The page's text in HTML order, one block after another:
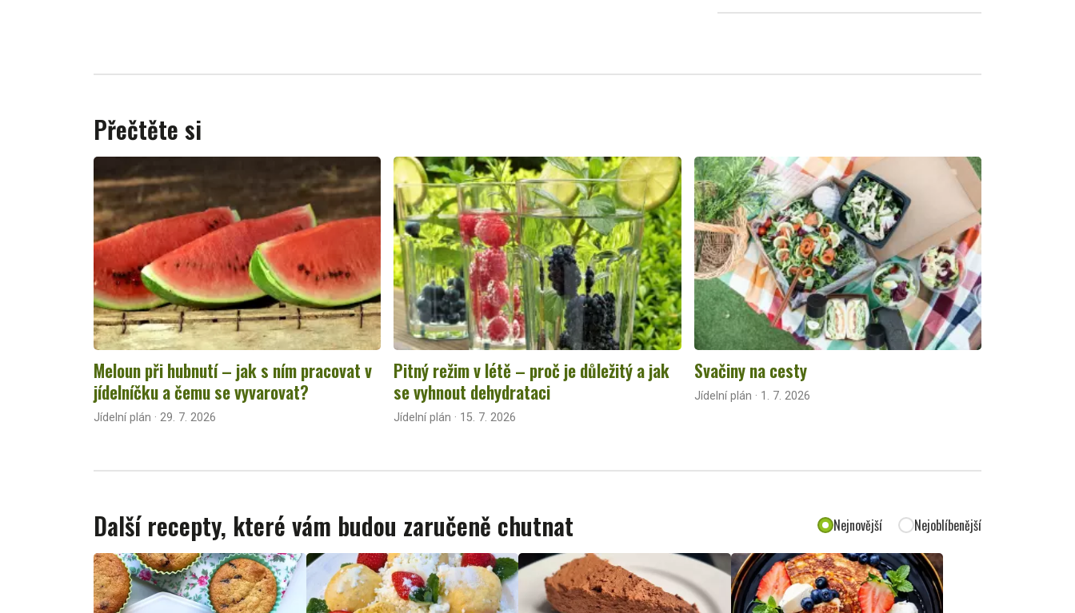
Přečtěte si
Meloun při hubnutí – jak s ním pracovat v
jídelníčku a čemu se vyvarovat?
Jídelní plán · 29. 7. 2026
Pitný režim v létě – proč je důležitý a jak
se vyhnout dehydrataci
Jídelní plán · 15. 7. 2026
Svačiny na cesty
Jídelní plán · 1. 7. 2026
Další recepty, které vám budou zaručeně chutnat Nejnovější Nejoblíbenější